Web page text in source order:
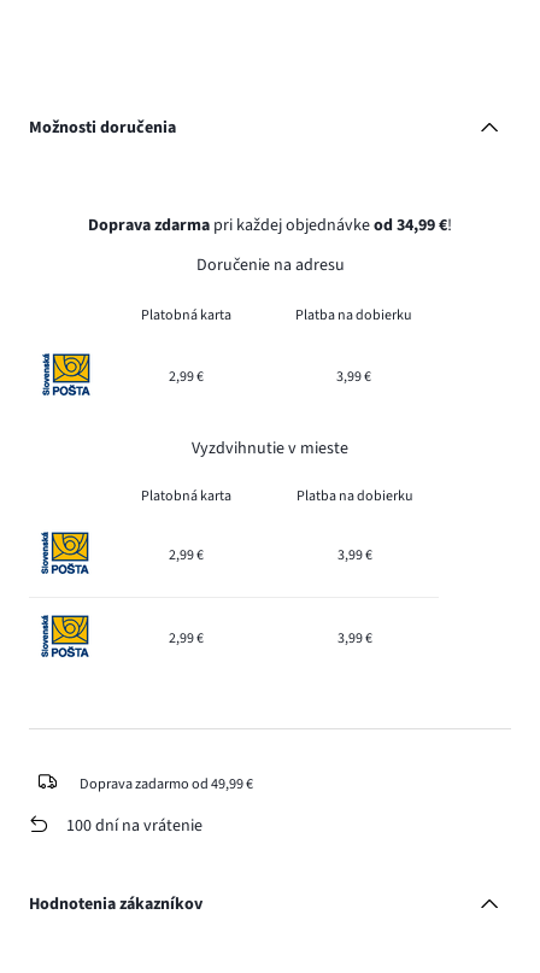
Možnosti doručenia
Doprava zdarma pri každej objednávkeod 34,99 €!
Doručenie na adresu
Platobná karta Platba na dobierku
2,99 € 3,99 €
Vyzdvihnutie v mieste
Platobná karta Platba na dobierku
2,99 € 3,99 €
2,99 € 3,99 €
Doprava zadarmo od 49,99 €
100 dní na vrátenie
Hodnotenia zákazníkov